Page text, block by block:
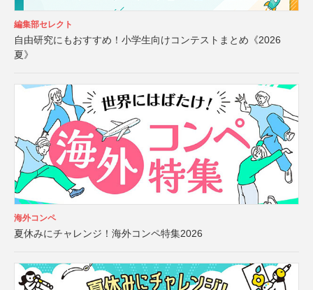
編集部セレクト
自由研究にもおすすめ！小学生向けコンテストまとめ《2026
夏》
海外コンペ
夏休みにチャレンジ！海外コンペ特集2026